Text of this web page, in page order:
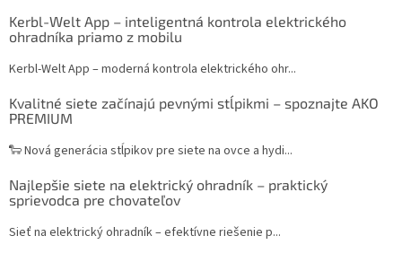
Kerbl-Welt App – inteligentná kontrola elektrického
ohradníka priamo z mobilu
Kerbl-Welt App – moderná kontrola elektrického ohr...
Kvalitné siete začínajú pevnými stĺpikmi – spoznajte AKO
PREMIUM
🐑 Nová generácia stĺpikov pre siete na ovce a hydi...
Najlepšie siete na elektrický ohradník – praktický
sprievodca pre chovateľov
Sieť na elektrický ohradník – efektívne riešenie p...